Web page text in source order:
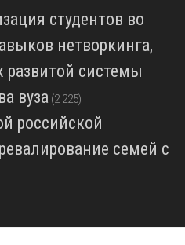
студентов во
нетворкинга,
развитой системы
вуза (2 225)
российской
семей с